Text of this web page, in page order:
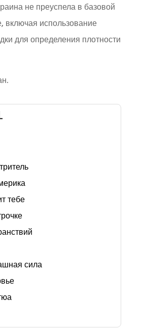
не преуспела в базовой
включая использование
для определения плотности
тебе
сила